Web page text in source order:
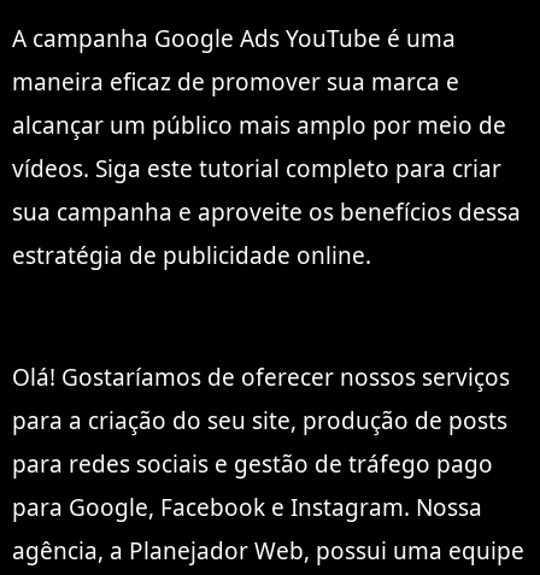
A campanha Google Ads YouTube é uma
maneira eficaz de promover sua marca e
alcançar um público mais amplo por meio de
vídeos. Siga este tutorial completo para criar
sua campanha e aproveite os benefícios dessa
estratégia de publicidade online.
Olá! Gostaríamos de oferecer nossos serviços
para a criação do seu site, produção de posts
para redes sociais e gestão de tráfego pago
para Google, Facebook e Instagram. Nossa
agência, a Planejador Web, possui uma equipe